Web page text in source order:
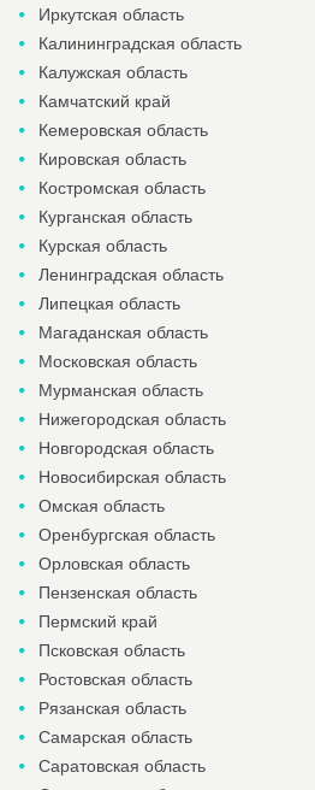
Иркутская область
Калининградская область
Калужская область
Камчатский край
Кемеровская область
Кировская область
Костромская область
Курганская область
Курская область
Ленинградская область
Липецкая область
Магаданская область
Московская область
Мурманская область
Нижегородская область
Новгородская область
Новосибирская область
Омская область
Оренбургская область
Орловская область
Пензенская область
Пермский край
Псковская область
Ростовская область
Рязанская область
Самарская область
Саратовская область